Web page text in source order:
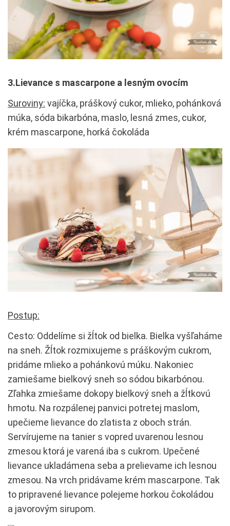
3.Lievance s mascarpone a lesným ovocím
Suroviny: vajíčka, práškový cukor, mlieko, pohánková
múka, sóda bikarbóna, maslo, lesná zmes, cukor,
krém mascarpone, horká čokoláda
Postup:
Cesto: Oddelíme si žĺtok od bielka. Bielka vyšľaháme
na sneh. Žĺtok rozmixujeme s práškovým cukrom,
pridáme mlieko a pohánkovú múku. Nakoniec
zamiešame bielkový sneh so sódou bikarbónou.
Zľahka zmiešame dokopy bielkový sneh a žĺtkovú
hmotu. Na rozpálenej panvici potretej maslom,
upečieme lievance do zlatista z oboch strán.
Servírujeme na tanier s vopred uvarenou lesnou
zmesou ktorá je varená iba s cukrom. Upečené
lievance ukladámena seba a prelievame ich lesnou
zmesou. Na vrch pridávame krém mascarpone. Tak
to pripravené lievance polejeme horkou čokoládou
a javorovým sirupom.